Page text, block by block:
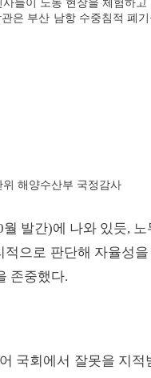
들이 노동 현장을 체험하고
은 부산 남항 수중침적 폐
위 해양수산부 국정감사
발간)에 나와 있듯,
으로 판단해 자율성
존중했다.
국회에서 잘못을 지